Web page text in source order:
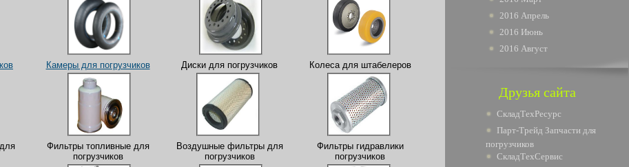
Камеры для погрузчиков Диски для погрузчиков Колеса для штабелеров
Фильтры топливные для
погрузчиков
Воздушные фильтры для
погрузчиков
Фильтры гидравлики
погрузчиков
2016 Апрель
2016 Июнь
2016 Август
Друзья сайта
СкладТехРесурс
Парт-Трейд Запчасти для
погрузчиков
СкладТехСервис